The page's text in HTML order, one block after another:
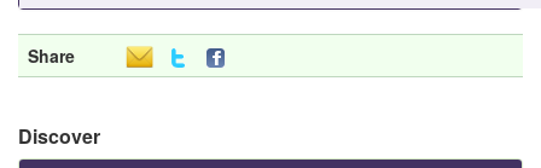
Share
Discover